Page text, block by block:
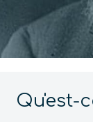
Qu'est-